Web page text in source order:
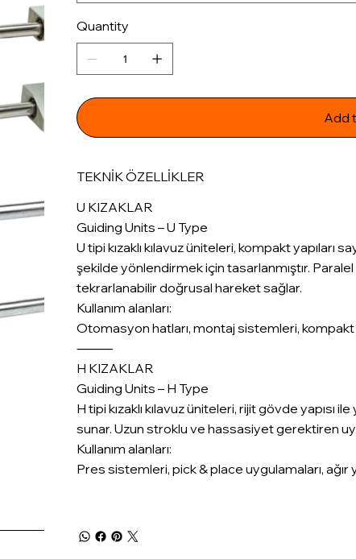
Quantity
Add
TEKNİK ÖZELLİKLER
U KIZAKLAR
Guiding Units – U Type
U tipi kızaklı kılavuz üniteleri, kompakt
şekilde yönlendirmek için tasarlanmıştır.
tekrarlanabilir doğrusal hareket sağlar.
Kullanım alanları:
Otomasyon hatları, montaj sistemleri, kompakt
⸻
H KIZAKLAR
Guiding Units – H Type
H tipi kızaklı kılavuz üniteleri, rijit gövde yapısı
sunar. Uzun stroklu ve hassasiyet gerektiren
Kullanım alanları:
Pres sistemleri, pick & place uygulamaları,